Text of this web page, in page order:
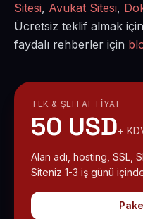
Sitesi, Avukat Sitesi,
Ücretsiz teklif almak için
faydalı rehberler için
TEK & ŞEFFAF FIYAT
50 USD+
Alan adı, hosting, SSL,
Siteniz 1-3 iş günü